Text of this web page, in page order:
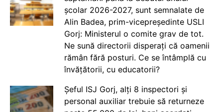
școlar 2026-2027, sunt semnalate de
Alin Badea, prim-vicepreședinte USLI
Gorj: Ministerul o comite grav de tot.
Ne sună directorii disperați că oamenii
rămân fără posturi. Ce se întâmplă cu
învățătorii, cu educatorii?
Șeful ISJ Gorj, alți 8 inspectori și
personal auxiliar trebuie să returneze